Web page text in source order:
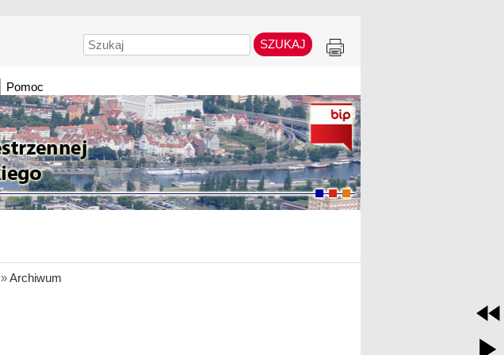
Szukaj
Pomoc
»Archiwum